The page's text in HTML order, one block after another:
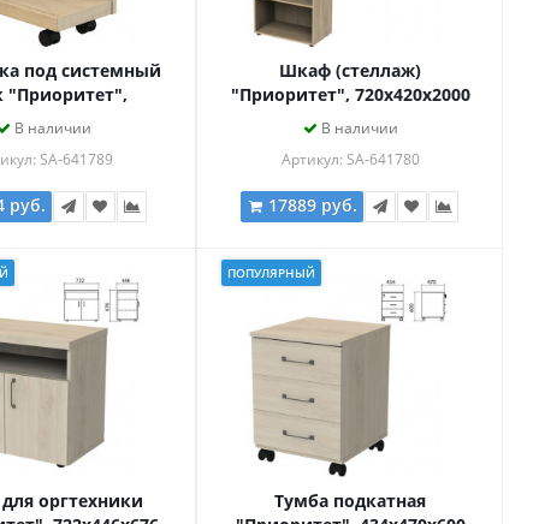
под системный
"Приоритет",
мм, кронберг,
В наличии
SA-641789
руб.
Шкаф (стеллаж)
"Приоритет", 720х420х2000
мм, 4 полки, кронберг,
В наличии
Артикул: SA-641780
17889 руб.
оргтехники
ПОПУЛЯРНЫЙ
Тумба подкатная